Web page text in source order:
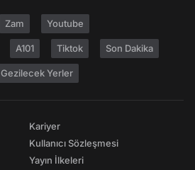
Zam Youtube
A101 Tiktok Son Dakika
Gezilecek Yerler
Kariyer
Kullanıcı Sözleşmesi
Yayın İlkeleri